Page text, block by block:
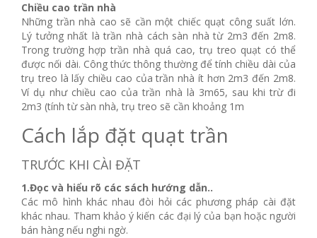
Chiều cao trần nhà
Những trần nhà cao sẽ cần một chiếc quạt công suất lớn.
Lý tưởng nhất là trần nhà cách sàn nhà từ 2m3 đến 2m8.
Trong trường hợp trần nhà quá cao, trụ treo quạt có thể
được nối dài. Công thức thông thường để tính chiều dài của
trụ treo là lấy chiều cao của trần nhà ít hơn 2m3 đến 2m8.
Ví dụ như chiều cao của trần nhà là 3m65, sau khi trừ đi
2m3 (tính từ sàn nhà, trụ treo sẽ cần khoảng 1m
Cách lắp đặt quạt trần
TRƯỚC KHI CÀI ĐẶT
1.Đọc và hiểu rõ các sách hướng dẫn..
Các mô hình khác nhau đòi hỏi các phương pháp cài đặt
khác nhau. Tham khảo ý kiến ​​các đại lý của bạn hoặc người
bán hàng nếu nghi ngờ.